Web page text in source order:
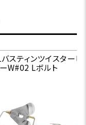
スティンツイスタービ
W#02 Lボルト